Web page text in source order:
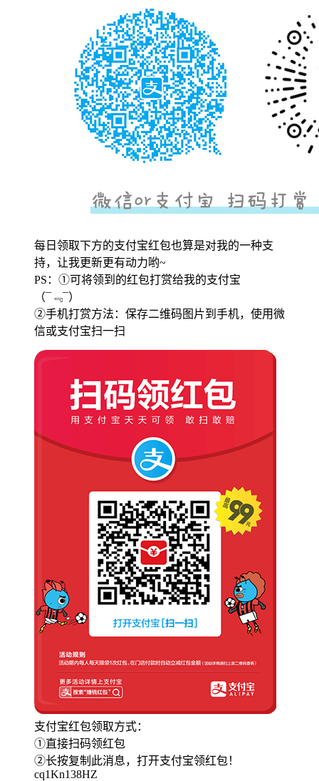
每日领取下方的支付宝红包也算是对我的一种支
持，让我更新更有动力哟~
PS：①可将领到的红包打赏给我的支付宝
（¯﹃¯）
②手机打赏方法：保存二维码图片到手机，使用微
信或支付宝扫一扫
支付宝红包领取方式：
①直接扫码领红包
②长按复制此消息，打开支付宝领红包！
cq1Kn138HZ